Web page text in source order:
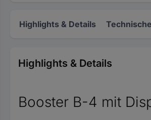
Highlights & Details
Highlights & Details
Booster B-4 mit